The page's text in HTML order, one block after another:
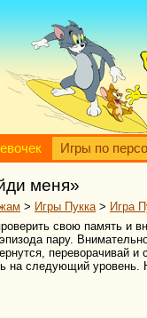
Игры по
меня»
> Игры Пукка> Игра
свою память и
пару.
переворачивай
на следующий уровень.